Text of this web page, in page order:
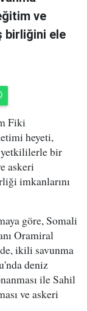
ve
birliğini ele
Fiki
heyeti,
yetkililerle bir
askeri
imkanlarını
göre, Somali
Oramiral
ikili savunma
deniz
ile Sahil
ve askeri